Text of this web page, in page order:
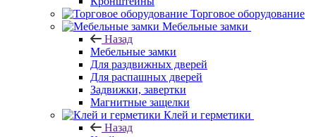
Торговое оборудование
Мебельные замки
Назад
Мебельные замки
Для раздвижных дверей
Для распашных дверей
Задвижки, завертки
Магнитные защелки
Клей и герметики
Назад